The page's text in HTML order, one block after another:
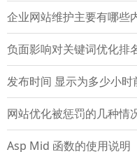
企业网站维护主要有哪些
负面影响对关键词优化排
发布时间 显示为多少小时
网站优化被惩罚的几种情
Asp Mid 函数的使用说明